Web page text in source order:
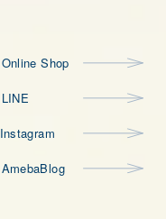
Online Shop
LINE
Instagram
AmebaBlog